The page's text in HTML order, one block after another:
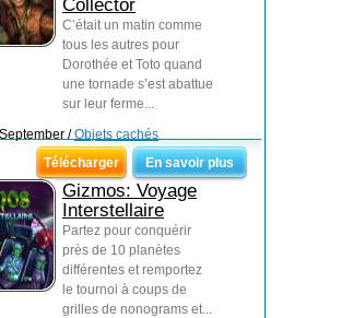
Collector
C’était un matin comme
tous les autres pour
Dorothée et Toto quand
une tornade s’est abattue
sur leur ferme...
/Objets cachés
Télécharger
En savoir plus
Gizmos: Voyage
Interstellaire
Partez pour conquérir
près de 10 planètes
différentes et remportez
le tournoi à coups de
grilles de nonograms et...